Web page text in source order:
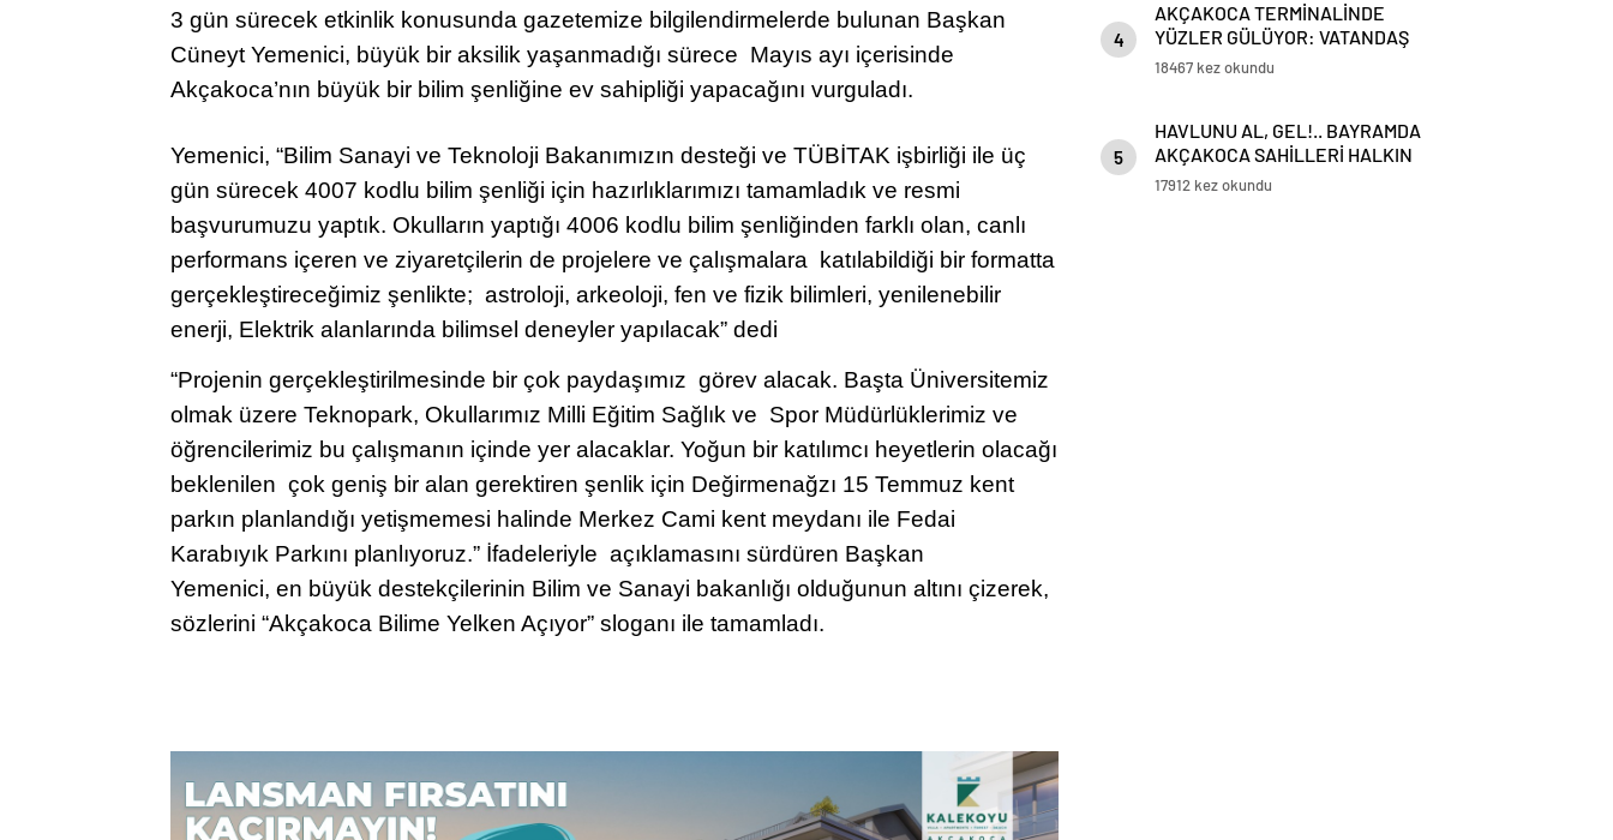
3 gün sürecek etkinlik konusunda gazetemize bilgilendirmelerde bulunan Başkan
Cüneyt Yemenici, büyük bir aksilik yaşanmadığı sürece Mayıs ayı içerisinde
Akçakoca’nın büyük bir bilim şenliğine ev sahipliği yapacağını vurguladı.
Yemenici, “Bilim Sanayi ve Teknoloji Bakanımızın desteği ve TÜBİTAK işbirliği ile üç
gün sürecek 4007 kodlu bilim şenliği için hazırlıklarımızı tamamladık ve resmi
başvurumuzu yaptık. Okulların yaptığı 4006 kodlu bilim şenliğinden farklı olan, canlı
performans içeren ve ziyaretçilerin de projelere ve çalışmalara katılabildiği bir formatta
gerçekleştireceğimiz şenlikte; astroloji, arkeoloji, fen ve fizik bilimleri, yenilenebilir
enerji, Elektrik alanlarında bilimsel deneyler yapılacak” dedi
“Projenin gerçekleştirilmesinde bir çok paydaşımız görev alacak. Başta Üniversitemiz
olmak üzere Teknopark, Okullarımız Milli Eğitim Sağlık ve Spor Müdürlüklerimiz ve
öğrencilerimiz bu çalışmanın içinde yer alacaklar. Yoğun bir katılımcı heyetlerin olacağı
beklenilen çok geniş bir alan gerektiren şenlik için Değirmenağzı 15 Temmuz kent
parkın planlandığı yetişmemesi halinde Merkez Cami kent meydanı ile Fedai
Karabıyık Parkını planlıyoruz.” İfadeleriyle açıklamasını sürdüren Başkan
Yemenici, en büyük destekçilerinin Bilim ve Sanayi bakanlığı olduğunun altını çizerek,
sözlerini “Akçakoca Bilime Yelken Açıyor” sloganı ile tamamladı.
4
AKÇAKOCA TERMİNALİNDE
YÜZLER GÜLÜYOR: VATANDAŞ
VE ESNAFTAN ‘DEĞİŞİME’ TAM
18467 kez okundu
5
HAVLUNU AL, GEL!.. BAYRAMDA
AKÇAKOCA SAHİLLERİ HALKIN
HİZMETİNDE
17912 kez okundu